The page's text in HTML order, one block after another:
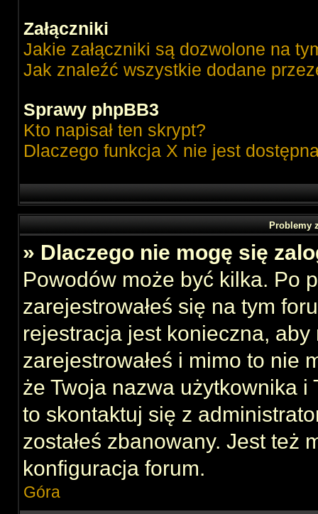
Załączniki
Jakie załączniki są dozwolone na
Jak znaleźć wszystkie dodane
Sprawy phpBB3
Kto napisał ten skrypt?
Dlaczego funkcja X nie jest
Problemy
» Dlaczego nie mogę się
Powodów może być kilka. Po
zarejestrowałeś się na tym
rejestracja jest konieczna,
zarejestrowałeś i mimo to nie
że Twoja nazwa użytkownika i
to skontaktuj się z
zostałeś zbanowany. Jest też
konfiguracja forum.
Góra